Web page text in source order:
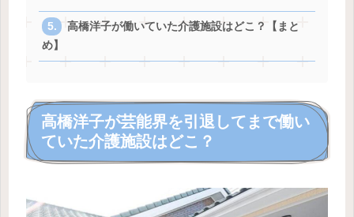
高橋洋子が働いていた介護施設はどこ？【まと
め】
高橋洋子が芸能界を引退してまで働い
ていた介護施設はどこ？